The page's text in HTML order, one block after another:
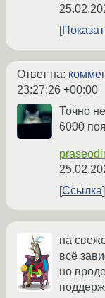
Ответ на:
23:27:26 +00:00
Точно
6000
Ссылка
на
всё
но